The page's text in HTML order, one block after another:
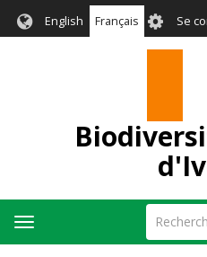
English Français User
Se
Toggle
navigation